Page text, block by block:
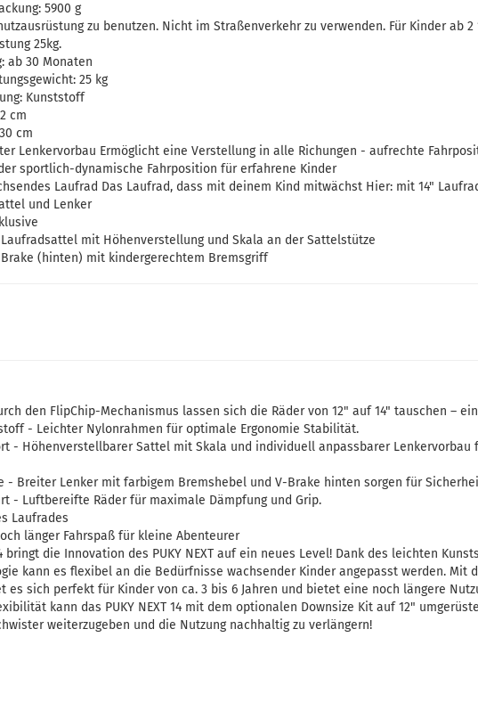
5900 g
zu benutzen. Nicht im Straßenverkehr zu verwenden. Für Kinder ab 2
25kg.
ab 30 Monaten
25 kg
Kunststoff
cm
cm
Lenkervorbau Ermöglicht eine Verstellung in alle Richungen - aufrechte
sportlich-dynamische Fahrposition für erfahrene Kinder
Laufrad Das Laufrad, dass mit deinem Kind mitwächst Hier: mit 14"
und Lenker
mit Höhenverstellung und Skala an der Sattelstütze
(hinten) mit kindergerechtem Bremsgriff
den FlipChip-Mechanismus lassen sich die Räder von 12" auf 14" tauschen –
- Leichter Nylonrahmen für optimale Ergonomie Stabilität.
- Höhenverstellbarer Sattel mit Skala und individuell anpassbarer Lenkervorbau
- Breiter Lenker mit farbigem Bremshebel und V-Brake hinten sorgen für
- Luftbereifte Räder für maximale Dämpfung und Grip.
Laufrades
länger Fahrspaß für kleine Abenteurer
bringt die Innovation des PUKY NEXT auf ein neues Level! Dank des leichten
kann es flexibel an die Bedürfnisse wachsender Kinder angepasst werden. Mit
es sich perfekt für Kinder von ca. 3 bis 6 Jahren und bietet eine noch längere
kann das PUKY NEXT 14 mit dem optionalen Downsize Kit auf 12"
weiterzugeben und die Nutzung nachhaltig zu verlängern!